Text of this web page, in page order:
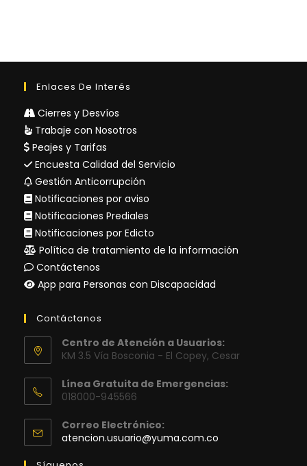
Enlaces De Interés
Cierres y Desvíos
Trabaje con Nosotros
Peajes y Tarifas
Encuesta Calidad del Servicio
Gestión Anticorrupción
Notificaciones por aviso
Notificaciones Prediales
Notificaciones por Edicto
Política de tratamiento de la información
Contáctenos
App para Personas con Discapacidad
Contáctanos
Centro de Atención a Usuarios:
KM 3.5 Vía Bosconia - El Copey, Cesar
Línea Gratuita de Emergencias:
018000-945566
Correo Electrónico:
atencion.usuario@yuma.com.co